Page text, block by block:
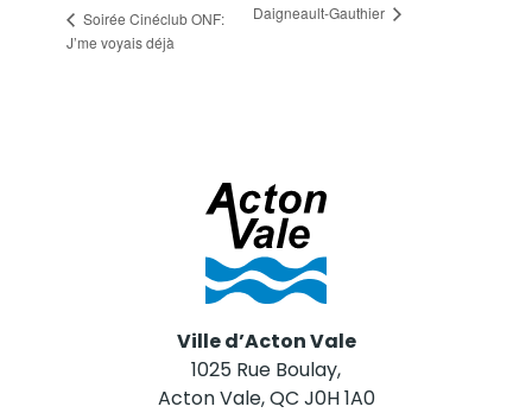
Soirée Cinéclub ONF:
J’me voyais déjà
Daigneault-Gauthier
Ville d’Acton Vale
1025 Rue Boulay,
Acton Vale, QC J0H 1A0